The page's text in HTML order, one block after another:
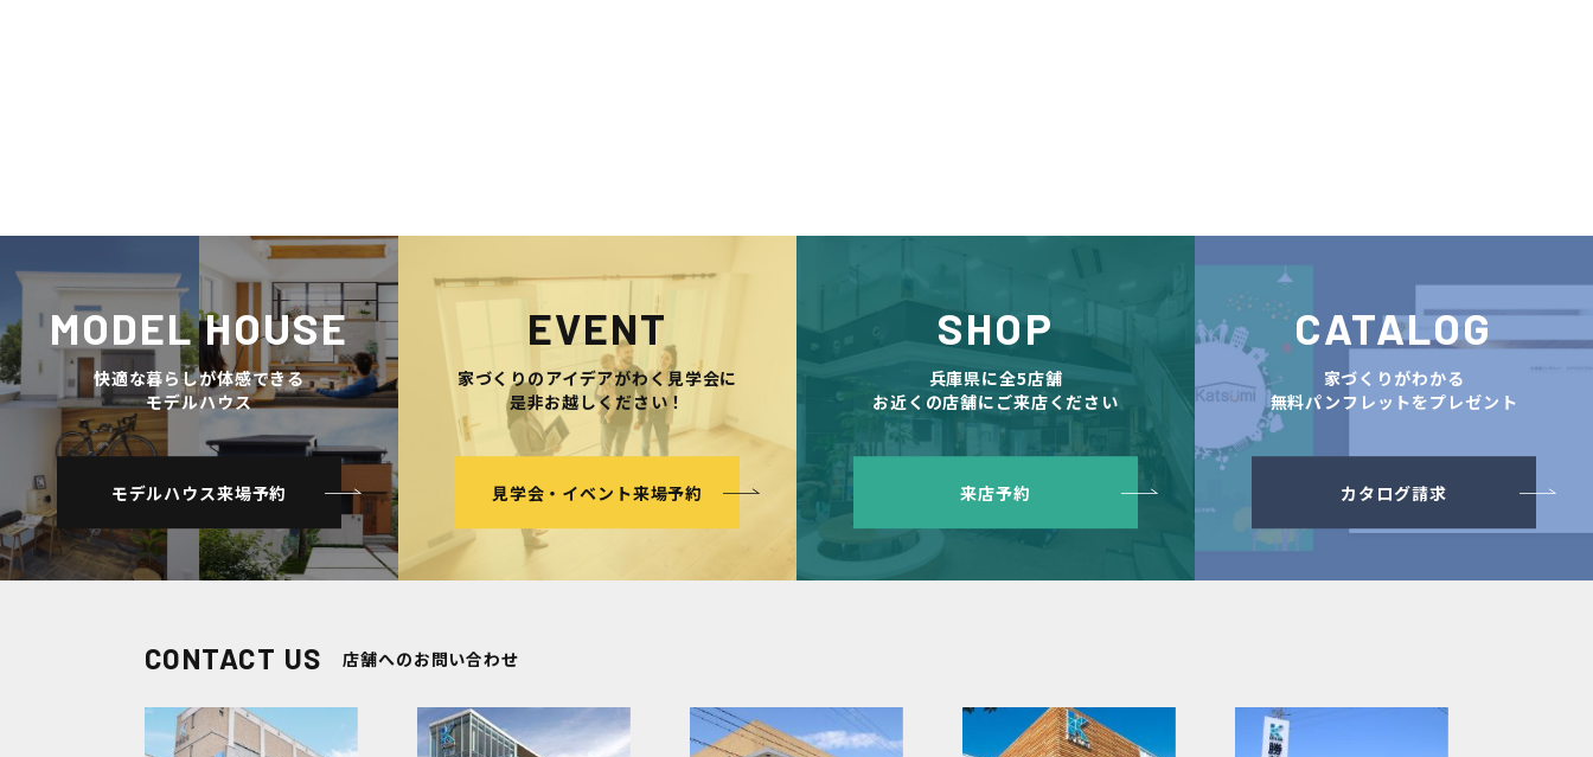
MODEL HOUSE
快適な暮らしが体感できる
モデルハウス
モデルハウス来場予約
EVENT
家づくりのアイデアがわく見学会に
是非お越しください！
見学会・イベント来場予約
SHOP
兵庫県に全5店舗
お近くの店舗にご来店ください
来店予約
CATALOG
家づくりがわかる
無料パンフレットをプレゼント
カタログ請求
CONTACT US 店舗へのお問い合わせ